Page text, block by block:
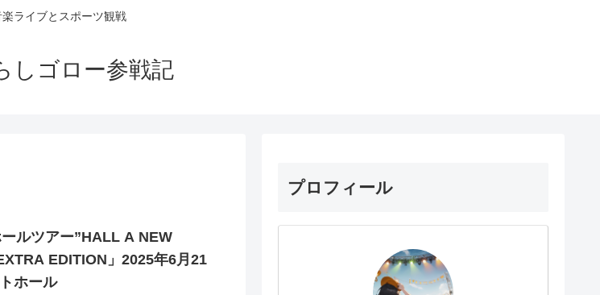
楽ライブとスポーツ観戦
しゴロー参戦記
ルツアー”HALL A NEW
EDITION」2025年6月21
ホール
プロフィール